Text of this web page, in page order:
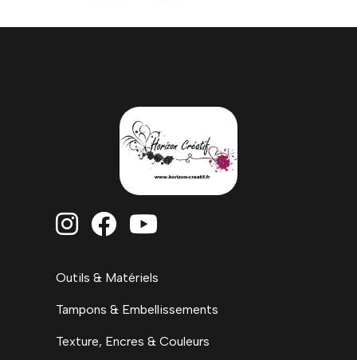
  
Outils & Matériels
Tampons & Embellissements
Texture, Encres & Couleurs